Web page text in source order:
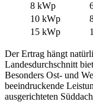
8 kWp
10 kWp
15 kWp
Der Ertrag hängt
Landesdurchschnitt
Besonders Ost- und
beeindruckende
ausgerichteten